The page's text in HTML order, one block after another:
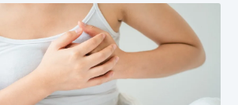
Neugeborene
stark
ausdrückt